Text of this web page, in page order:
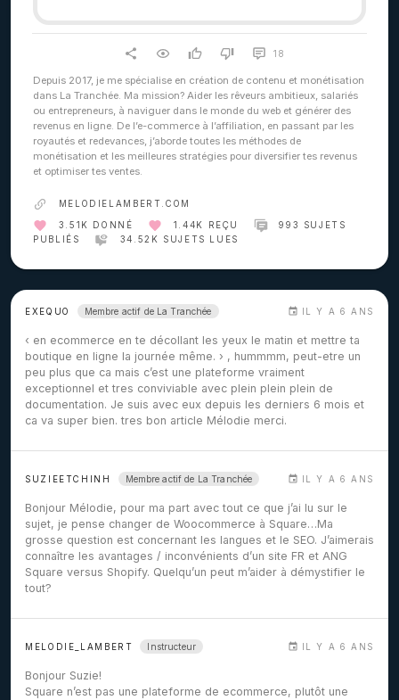
18
Depuis 2017, je me spécialise en création de contenu et monétisation
dans La Tranchée. Ma mission? Aider les rêveurs ambitieux, salariés
ou entrepreneurs, à naviguer dans le monde du web et générer des
revenus en ligne. De l’e-commerce à l’affiliation, en passant par les
royautés et redevances, j’aborde toutes les méthodes de
monétisation et les meilleures stratégies pour diversifier tes revenus
et optimiser tes ventes.
MELODIELAMBERT.COM
3.51K DONNÉ 1.44K REÇU
993 SUJETS
PUBLIÉS
34.52K SUJETS LUES
EXEQUO Membre actif de La Tranchée IL Y A 6 ANS
‹ en ecommerce en te décollant les yeux le matin et mettre ta
boutique en ligne la journée même. › , hummmm, peut-etre un
peu plus que ca mais c’est une plateforme vraiment
exceptionnel et tres conviviable avec plein plein plein de
documentation. Je suis avec eux depuis les derniers 6 mois et
ca va super bien. tres bon article Mélodie merci.
SUZIEETCHINH Membre actif de La Tranchée IL Y A 6 ANS
Bonjour Mélodie, pour ma part avec tout ce que j’ai lu sur le
sujet, je pense changer de Woocommerce à Square…Ma
grosse question est concernant les langues et le SEO. J’aimerais
connaître les avantages / inconvénients d’un site FR et ANG
Square versus Shopify. Quelqu’un peut m’aider à démystifier le
tout?
MELODIE_LAMBERT Instructeur IL Y A 6 ANS
Bonjour Suzie!
Square n’est pas une plateforme de ecommerce, plutôt une